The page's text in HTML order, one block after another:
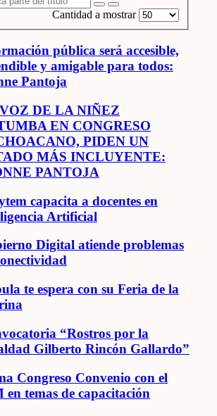
Cantidad a mostrar
pública será accesible,
y amigable para todos:
Pantoja
DE LA NIÑEZ
EN CONGRESO
PIDEN UN
MÁS INCLUYENTE:
PANTOJA
capacita a docentes en
Artificial
Digital atiende problemas
te espera con su Feria de la
“Rostros por la
Gilberto Rincón Gallardo”
Congreso Convenio con el
en temas de capacitación